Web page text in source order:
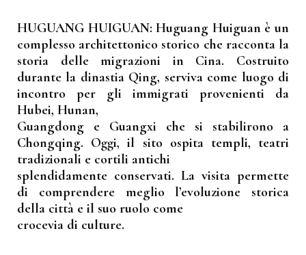
HUGUANG HUIGUAN: Huguang Huiguan è un
complesso architettonico storico che racconta la
storia delle migrazioni in Cina. Costruito
durante la dinastia Qing, serviva come luogo di
incontro per gli immigrati provenienti da
Hubei, Hunan,
Guangdong e Guangxi che si stabilirono a
Chongqing. Oggi, il sito ospita templi, teatri
tradizionali e cortili antichi
splendidamente conservati. La visita permette
di comprendere meglio l’evoluzione storica
della città e il suo ruolo come
crocevia di culture.